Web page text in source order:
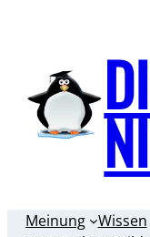
springen
Meinung Wissen